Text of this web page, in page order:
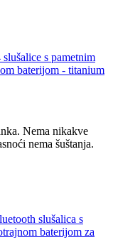
s pametnim
baterijom - titanium
Nema nikakve
nema šuštanja.
slušalica s
baterijom za